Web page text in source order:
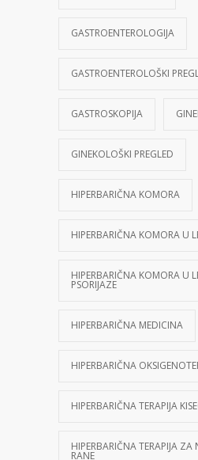
GASTROENTEROLOGIJA
GASTROENTEROLOŠKI
GASTROSKOPIJA
GINEKOLOŠKI PREGLED
HIPERBARIČNA KOMORA
HIPERBARIČNA KOMORA U
HIPERBARIČNA KOMORA U
PSORIJAZE
HIPERBARIČNA MEDICINA
HIPERBARIČNA
HIPERBARIČNA TERAPIJA
HIPERBARIČNA TERAPIJA ZA
RANE